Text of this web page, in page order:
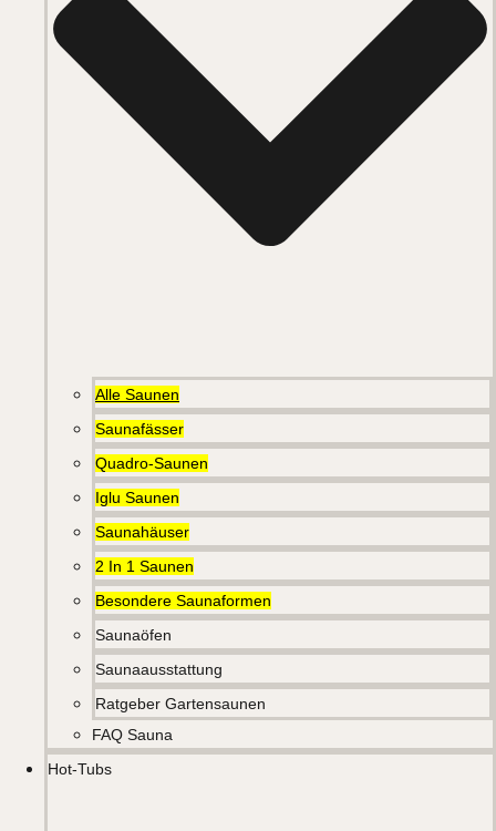
Alle Saunen
Saunafässer
Quadro-Saunen
Iglu Saunen
Saunahäuser
2 In 1 Saunen
Besondere Saunaformen
Saunaöfen
Saunaausstattung
Ratgeber Gartensaunen
FAQ Sauna
Hot-Tubs